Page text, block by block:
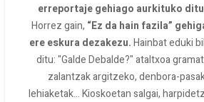
erreportaje gehiago aurkituko
Horrez gain, “Ez da hain fazila”
ere eskura dezakezu.Hainbat eduki
ditu: "Galde Debalde?" ataltxoa
zalantzak argitzeko, denbora-
lehiaketak... Kioskoetan salgai,